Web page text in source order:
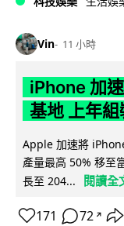
Vin 11 小時
iPhone 加
基地 上年
Apple 加速將
產量最高 50% 移至
長至 204...
閱讀全
171 72 ↗